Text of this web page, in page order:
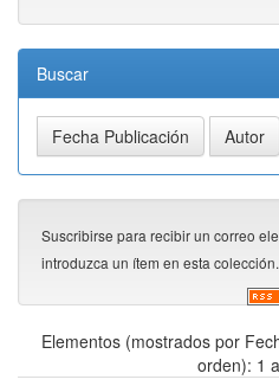
Buscar
Suscribirse para recibir un correo
introduzca un ítem en esta colección.
Elementos (mostrados por
orden): 1